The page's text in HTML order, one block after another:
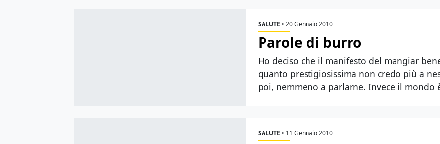
SALUTE • 20 Gennaio 2010
Parole di burro
Ho deciso che il manifesto del mangiar
quanto prestigiosissima non credo più a
poi, nemmeno a parlarne. Invece il mondo
SALUTE • 11 Gennaio 2010